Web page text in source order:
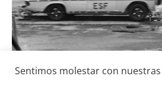
Seguridad
Sentimos molestar con